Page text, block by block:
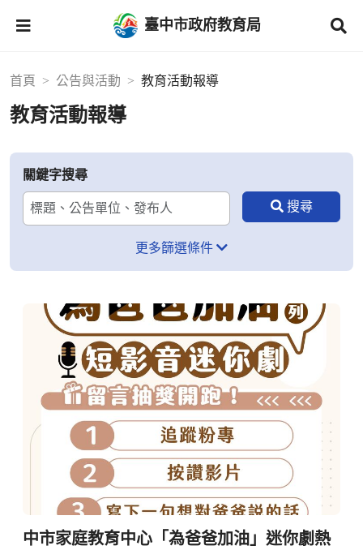
臺中市政府教育局
首頁 公告與活動 教育活動報導
教育活動報導
關鍵字搜尋
更多篩選條件
中市家庭教育中心「為爸爸加油」迷你劇熱